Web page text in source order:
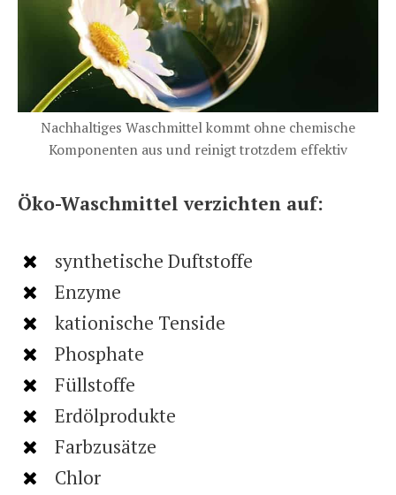
Nachhaltiges Waschmittel kommt ohne chemische
Komponenten aus und reinigt trotzdem effektiv
Öko-Waschmittel verzichten auf:
synthetische Duftstoffe
Enzyme
kationische Tenside
Phosphate
Füllstoffe
Erdölprodukte
Farbzusätze
Chlor